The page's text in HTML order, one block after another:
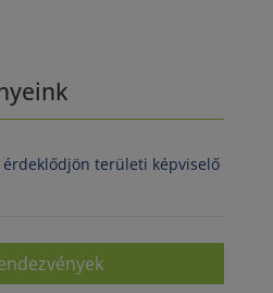
területi képviselő